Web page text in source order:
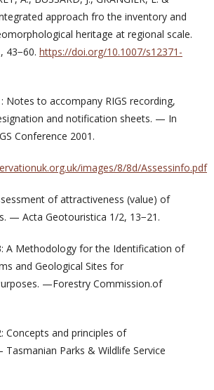
approach fro the inventory and
heritage at regional scale.
43−60. https://doi.org/10.1007/s12371-
Notes to accompany RIGS recording,
and notification sheets. — In
Conference 2001.
images/8/8d/Assessinfo.pdf
of attractiveness (value) of
— Acta Geotouristica 1/2, 13−21.
A Methodology for the Identification of
and Geological Sites for
—Forestry Commission.of
Concepts and principles of
Parks & Wildlife Service